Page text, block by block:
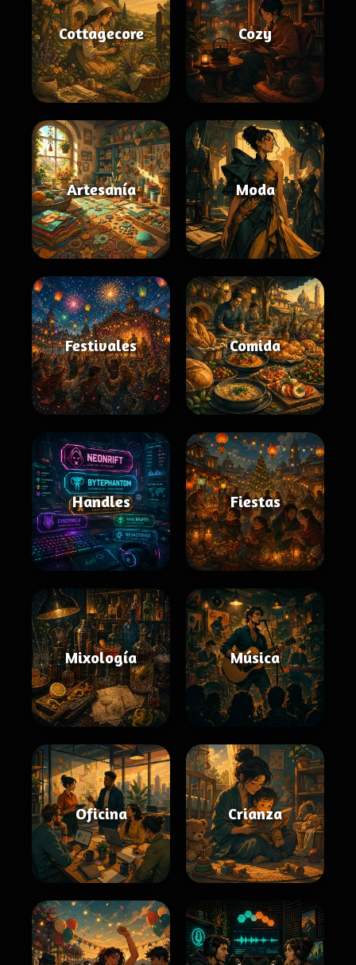
Cottagecore Cozy
Artesanía Moda
Festivales Comida
Handles Fiestas
Mixología Música
Oficina Crianza